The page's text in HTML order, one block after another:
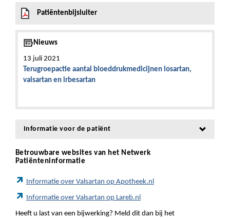
Patiëntenbijsluiter
Nieuws
13 juli 2021
Terugroepactie aantal bloeddrukmedicijnen losartan,
valsartan en irbesartan
Informatie voor de patiënt
Betrouwbare websites van het Netwerk
Patiënteninformatie
Informatie over Valsartan op Apotheek.nl
Informatie over Valsartan op Lareb.nl
Heeft u last van een bijwerking? Meld dit dan bij het